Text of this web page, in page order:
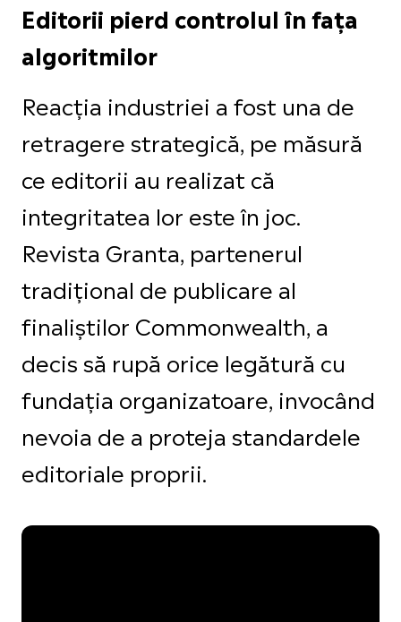
Editorii pierd controlul în fața
algoritmilor
Reacția industriei a fost una de
retragere strategică, pe măsură
ce editorii au realizat că
integritatea lor este în joc.
Revista Granta, partenerul
tradițional de publicare al
finaliștilor Commonwealth, a
decis să rupă orice legătură cu
fundația organizatoare, invocând
nevoia de a proteja standardele
editoriale proprii.